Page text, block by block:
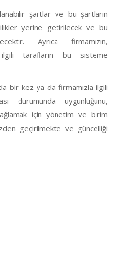
şartlar ve bu şartların
yerine getirilecek ve bu
Ayrıca firmamızın,
tarafların bu sisteme
bir kez ya da firmamızla ilgili
durumunda uygunluğunu,
için yönetim ve birim
geçirilmekte ve güncelliği